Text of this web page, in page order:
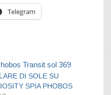
Telegram
DI SOLE SU
SPIA PHOBOS